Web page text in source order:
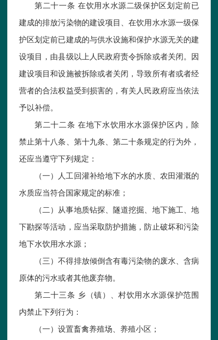
第二十一条 在饮用水水源二级保护区划定前已
建成的排放污染物的建设项目、在饮用水水源一级保
护区划定前已建成的与供水设施和保护水源无关的建
设项目，由县级以上人民政府责令拆除或者关闭。因
建设项目和设施被拆除或者关闭，导致所有者或者经
营者的合法权益受到损害的，有关人民政府应当依法
予以补偿。
第二十二条 在地下水饮用水水源保护区内，除
禁止第十八条、第十九条、第二十条规定的行为外，
还应当遵守下列规定：
（一）人工回灌补给地下水的水质、农田灌溉的
水质应当符合国家规定的标准；
（二）从事地质钻探、隧道挖掘、地下施工、地
下勘探等活动，应当采取防护措施，防止破坏和污染
地下水饮用水水源；
（三）不得排放倾倒含有毒污染物的废水、含病
原体的污水或者其他废弃物。
第二十三条 乡（镇）、村饮用水水源保护范围
内禁止下列行为：
（一）设置畜禽养殖场、养殖小区；